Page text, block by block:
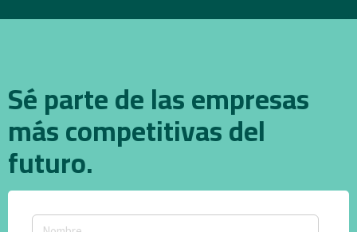
Sé parte de las empresas
más competitivas del
futuro.